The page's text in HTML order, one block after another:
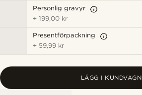
Personlig gravyr
+199,00 kr
Presentförpackning
+ 59,99 kr
LÄGG I KUNDVAGN